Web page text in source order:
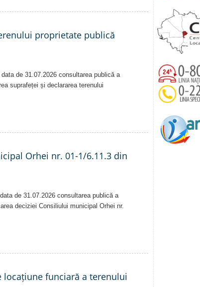
proprietate publică
de 31.07.2026 consultarea publică a
suprafeței și declararea terenului
Orhei nr. 01-1/6.11.3 din
de 31.07.2026 consultarea publică a
deciziei Consiliului municipal Orhei nr.
funciară a terenului